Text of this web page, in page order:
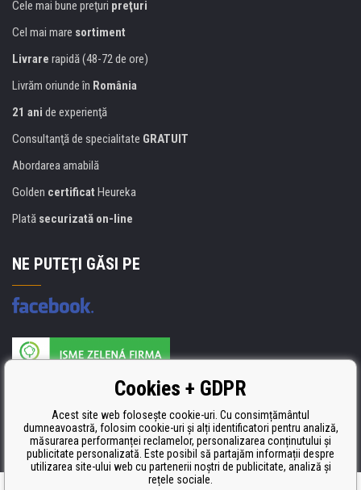
Cele mai bune preţuri preţuri
Cel mai mare sortiment
Livrare rapidă (48-72 de ore)
Livrăm oriunde în România
21 ani de experienţă
Consultanţă de specialitate GRATUIT
Abordarea amabilă
Golden certificat Heureka
Plată securizată on-line
NE PUTEŢI GĂSI PE
Producătorul umpluturii de rezervă este certificat
ISO 9001, ISO 14001 şi STMC.Cookies + GDPR
Acest site web folosește cookie-uri. Cu consimțământul
dumneavoastră, folosim cookie-uri și alți identificatori pentru analiză,
măsurarea performanței reclamelor, personalizarea conținutului și
publicitate personalizată. Este posibil să partajăm informații despre
utilizarea site-ului web cu partenerii noștri de publicitate, analiză și
rețele sociale.